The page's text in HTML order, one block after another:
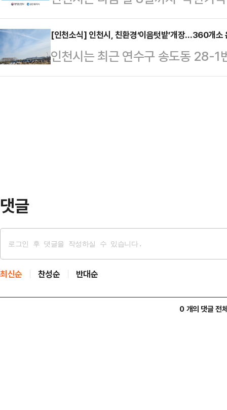
업으로 57가구를 지원…
승 차량과 전기차, 수소차, 긴급·특
장은 인천시와 군·구가 운영하는
3437면)이며, 전통시장 및 환승주
은 제외될 수…
한가격업소’는 효율적인 경영을 통
비스를 제공하는 가게로 가격과 위
군·구에서 지정한다.지정 대상 업
비스업체이며, 가맹사업자(프랜차
[인천소식] 인천시, 친환경‘이음텃밭’개장…360개소
인천시는 최근 연수구 송도동 28-1
식’을 개최했다고 5일 밝혔다.‘이
댓글
최신순 찬성순 반대순
0 개의 댓글 전